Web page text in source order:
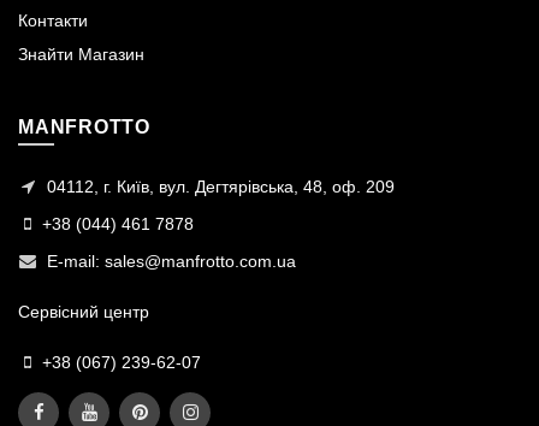
Контакти
Знайти Магазин
MANFROTTO
04112, г. Київ, вул. Дегтярівська, 48, оф. 209
+38 (044) 461 7878
E-mail: sales@manfrotto.com.ua
Сервісний центр
+38 (067) 239-62-07